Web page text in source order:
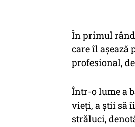
În primul
care îl așează
profesional,
Într-o lume a
vieți, a știi să
străluci,